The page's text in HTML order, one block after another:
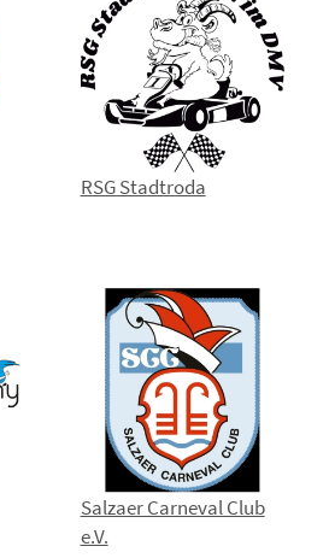
RSG Stadtroda
Salzaer Carneval Club
e.V.